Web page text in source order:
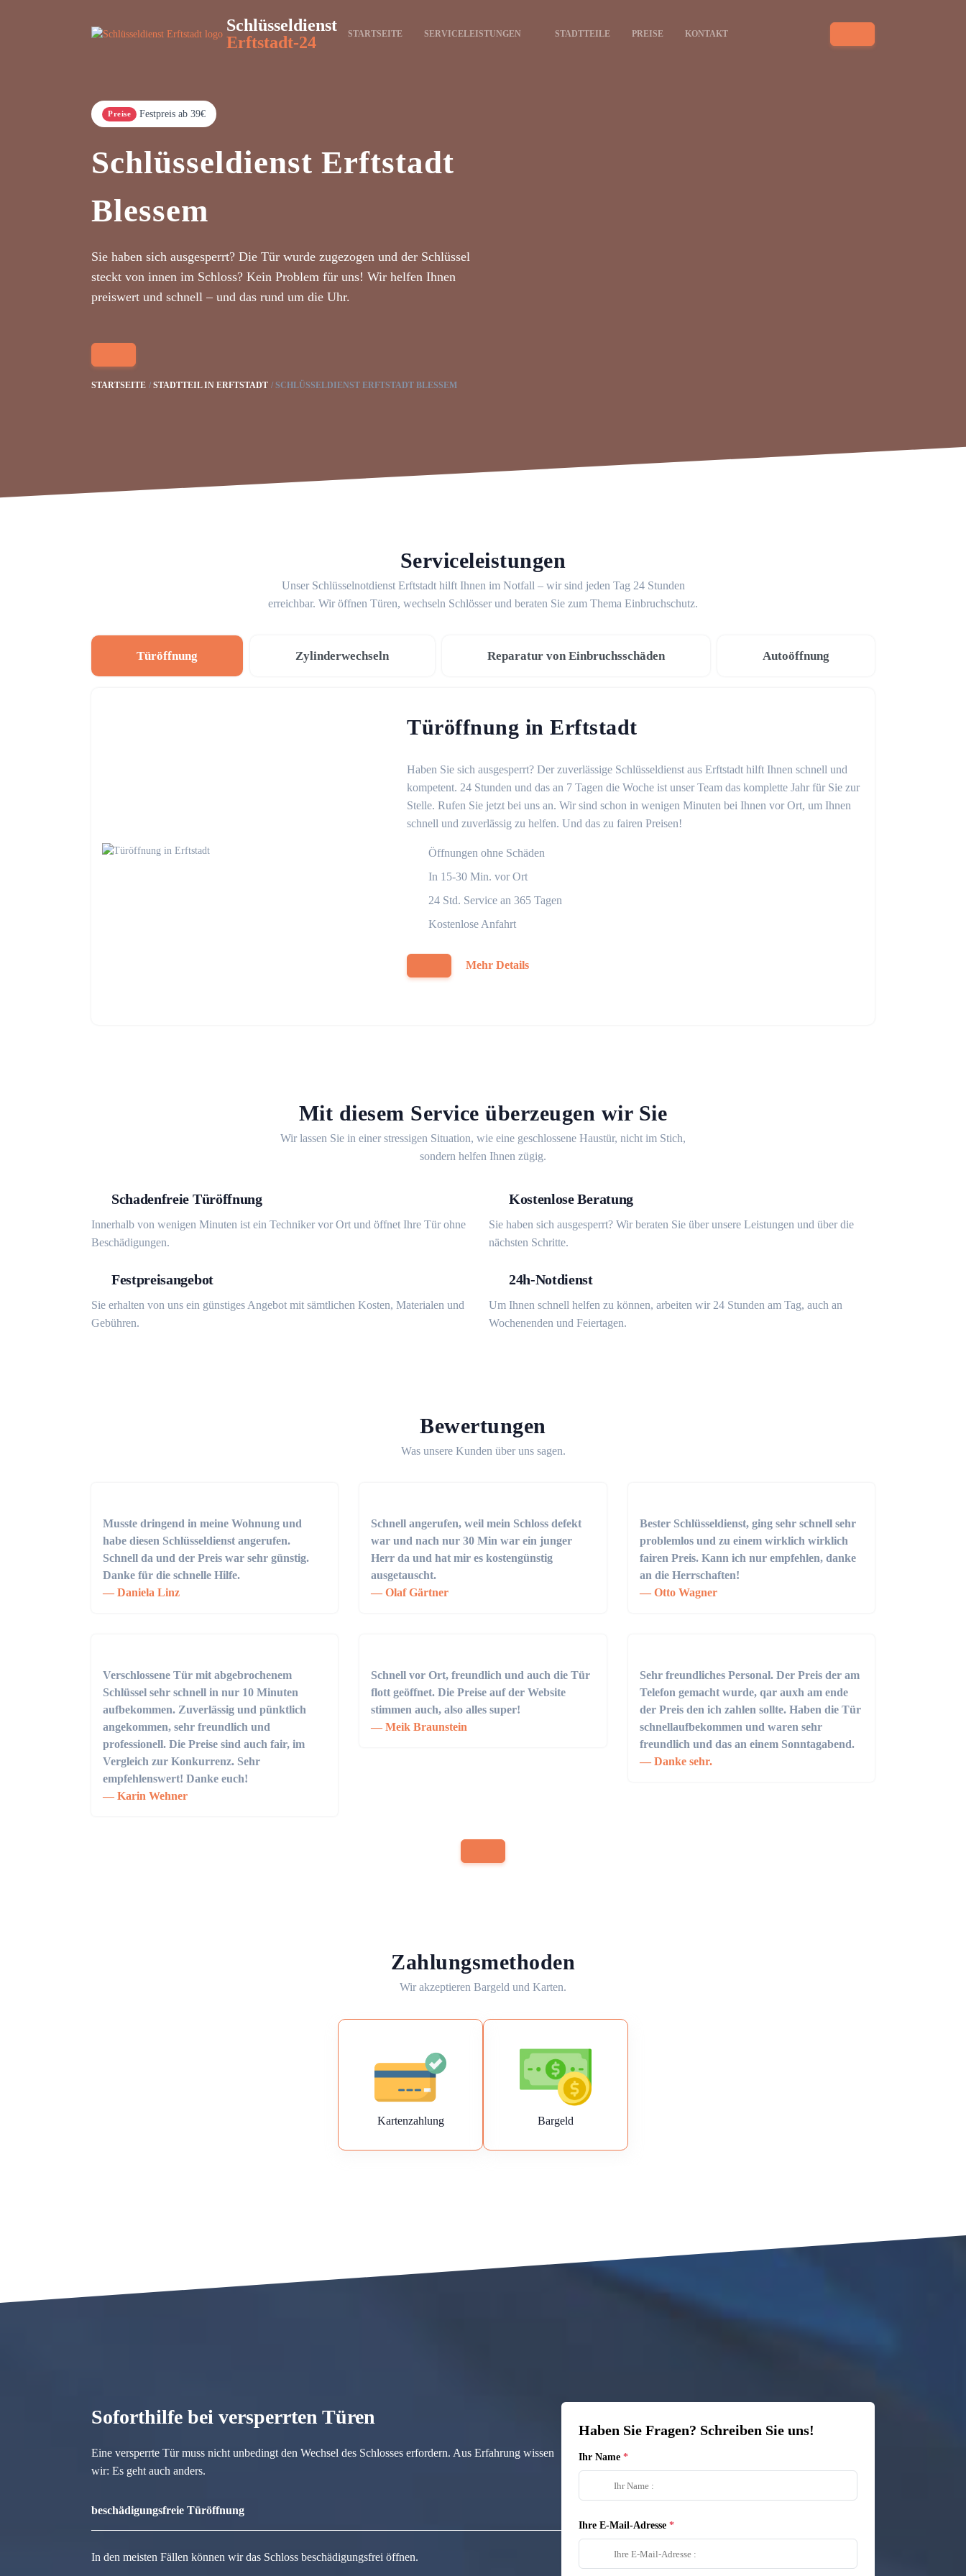
Schlüsseldienst
Erftstadt-24
STARTSEITE SERVICELEISTUNGEN STADTTEILE PREISE KONTAKT
Preise Festpreis ab 39€
Schlüsseldienst Erftstadt
Blessem
Sie haben sich ausgesperrt? Die Tür wurde zugezogen und der Schlüssel
steckt von innen im Schloss? Kein Problem für uns! Wir helfen Ihnen
preiswert und schnell – und das rund um die Uhr.
STARTSEITE STADTTEIL IN ERFTSTADT SCHLÜSSELDIENST ERFTSTADT BLESSEM
Serviceleistungen
Unser Schlüsselnotdienst Erftstadt hilft Ihnen im Notfall – wir sind jeden Tag 24 Stunden
erreichbar. Wir öffnen Türen, wechseln Schlösser und beraten Sie zum Thema Einbruchschutz.
Türöffnung Zylinderwechseln Reparatur von Einbruchsschäden Autoöffnung
Türöffnung in Erftstadt
Haben Sie sich ausgesperrt? Der zuverlässige Schlüsseldienst aus Erftstadt hilft Ihnen schnell und
kompetent. 24 Stunden und das an 7 Tagen die Woche ist unser Team das komplette Jahr für Sie zur
Stelle. Rufen Sie jetzt bei uns an. Wir sind schon in wenigen Minuten bei Ihnen vor Ort, um Ihnen
schnell und zuverlässig zu helfen. Und das zu fairen Preisen!
Öffnungen ohne Schäden
In 15-30 Min. vor Ort
24 Std. Service an 365 Tagen
Kostenlose Anfahrt
Mehr Details
Mit diesem Service überzeugen wir Sie
Wir lassen Sie in einer stressigen Situation, wie eine geschlossene Haustür, nicht im Stich,
sondern helfen Ihnen zügig.
Schadenfreie Türöffnung
Innerhalb von wenigen Minuten ist ein Techniker vor Ort und öffnet Ihre Tür ohne
Beschädigungen.
Kostenlose Beratung
Sie haben sich ausgesperrt? Wir beraten Sie über unsere Leistungen und über die
nächsten Schritte.
Festpreisangebot
Sie erhalten von uns ein günstiges Angebot mit sämtlichen Kosten, Materialen und
Gebühren.
24h-Notdienst
Um Ihnen schnell helfen zu können, arbeiten wir 24 Stunden am Tag, auch an
Wochenenden und Feiertagen.
Bewertungen
Was unsere Kunden über uns sagen.
Musste dringend in meine Wohnung und
habe diesen Schlüsseldienst angerufen.
Schnell da und der Preis war sehr günstig.
Danke für die schnelle Hilfe.
Daniela Linz
Schnell angerufen, weil mein Schloss defekt
war und nach nur 30 Min war ein junger
Herr da und hat mir es kostengünstig
ausgetauscht.
Olaf Gärtner
Bester Schlüsseldienst, ging sehr schnell sehr
problemlos und zu einem wirklich wirklich
fairen Preis. Kann ich nur empfehlen, danke
an die Herrschaften!
Otto Wagner
Verschlossene Tür mit abgebrochenem
Schlüssel sehr schnell in nur 10 Minuten
aufbekommen. Zuverlässig und pünktlich
angekommen, sehr freundlich und
professionell. Die Preise sind auch fair, im
Vergleich zur Konkurrenz. Sehr
empfehlenswert! Danke euch!
Karin Wehner
Schnell vor Ort, freundlich und auch die Tür
flott geöffnet. Die Preise auf der Website
stimmen auch, also alles super!
Meik Braunstein
Sehr freundliches Personal. Der Preis der am
Telefon gemacht wurde, qar auxh am ende
der Preis den ich zahlen sollte. Haben die Tür
schnellaufbekommen und waren sehr
freundlich und das an einem Sonntagabend.
Danke sehr.
Zahlungsmethoden
Wir akzeptieren Bargeld und Karten.
Kartenzahlung Bargeld
Soforthilfe bei versperrten Türen
Eine versperrte Tür muss nicht unbedingt den Wechsel des Schlosses erfordern. Aus Erfahrung wissen
wir: Es geht auch anders.
beschädigungsfreie Türöffnung
In den meisten Fällen können wir das Schloss beschädigungsfrei öffnen.
Haben Sie Fragen? Schreiben Sie uns!
Ihr Name
Ihre E-Mail-Adresse